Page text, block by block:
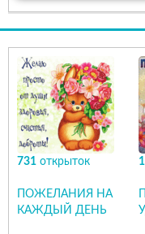
731 открыток
ПОЖЕЛАНИЯ НА
КАЖДЫЙ ДЕНЬ